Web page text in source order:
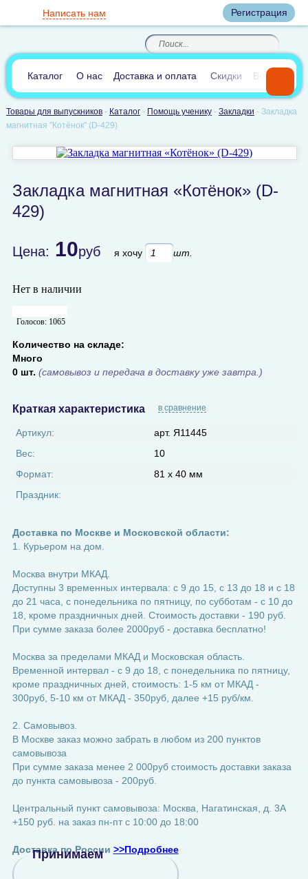
Регистрация
8(812)385-66-65
8(905) 700-70-04
По России звонок
бесплатный
(круглосуточно)
Написать нам
В сравнении:0
Каталог О нас Доставка и оплата Скидки Вопросы и
Товары для выпускников- Каталог- Помощь ученику- Закладки - Закладка
магнитная "Котёнок" (D-429)
Закладка магнитная «Котёнок» (D-
429)
Цена: 10руб я хочу шт.
Нет в наличии
Голосов: 1065
Количество на складе:
Много
0 шт. (самовывоз и передача в доставку уже завтра.)
Краткая характеристика в сравнение
Артикул:
арт. Я11445
Вес:
10
Формат:
81 х 40 мм
Праздник:
Доставка по Москве и Московской области:
1. Курьером на дом.
Москва внутри МКАД.
Доступны 3 временных интервала: с 9 до 15, с 13 до 18 и с 18
до 21 часа, с понедельника по пятницу, по субботам - с 10 до
18, кроме праздничных дней. Стоимость доставки - 190 руб.
При сумме заказа более 2000руб - доставка бесплатно!
Москва за пределами МКАД и Московская область.
Временной интервал - с 9 до 18, с понедельника по пятницу,
кроме праздничных дней, стоимость: 1-5 км от МКАД -
300руб, 5-10 км от МКАД - 350руб, далее +15 руб/км.
2. Самовывоз.
В Москве заказ можно забрать в любом из 200 пунктов
самовывоза
При сумме заказа менее 2 000руб стоимость доставки заказа
до пункта самовывоза - 200руб.
Центральный пункт самовывоза: Москва, Нагатинская, д. 3А
+150 руб. на заказ пн-пт с 10:00 до 18:00
Доставка по России >>Подробнее
Принимаем